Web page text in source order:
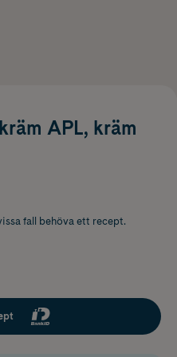
APL, kräm
fall behöva ett recept.